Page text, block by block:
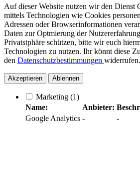
Auf dieser Website nutzen wir den Dienst
mittels Technologien wie Cookies
Adressen oder Browserinformationen
Daten zur Optmierung der
Privatstphäre schützen, bitte wir euch
Technologien zu nutzen. Ihr könnt diese
den Datenschutzbestimmungen widerrufen.
Akzeptieren Ablehnen
Marketing (1)
Name:
Anbieter:
Google Analytics - -